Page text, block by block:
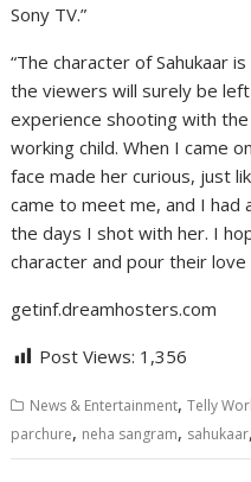
Sony TV.”
“The character of Sahukaar
the viewers will surely be
experience shooting with
working child. When I came
face made her curious, just
came to meet me, and I had
the days I shot with her. I
character and pour their love
getinf.dreamhosters.com
Post Views: 1,356
News & Entertainment,Telly
parchure, neha sangram, sahukaar,